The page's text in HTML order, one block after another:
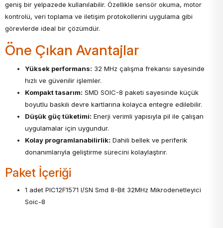
geniş bir yelpazede kullanılabilir. Özellikle sensör okuma, motor
kontrolü, veri toplama ve iletişim protokollerini uygulama gibi
görevlerde ideal bir çözümdür.
Öne Çıkan Avantajlar
Yüksek performans: 32 MHz çalışma frekansı sayesinde
hızlı ve güvenilir işlemler.
Kompakt tasarım: SMD SOIC-8 paketi sayesinde küçük
boyutlu baskılı devre kartlarına kolayca entegre edilebilir.
Düşük güç tüketimi: Enerji verimli yapısıyla pil ile çalışan
uygulamalar için uygundur.
Kolay programlanabilirlik: Dahili bellek ve periferik
donanımlarıyla geliştirme sürecini kolaylaştırır.
Paket İçeriği
1 adet PIC12F1571 I/SN Smd 8-Bit 32MHz Mikrodenetleyici
Soic-8